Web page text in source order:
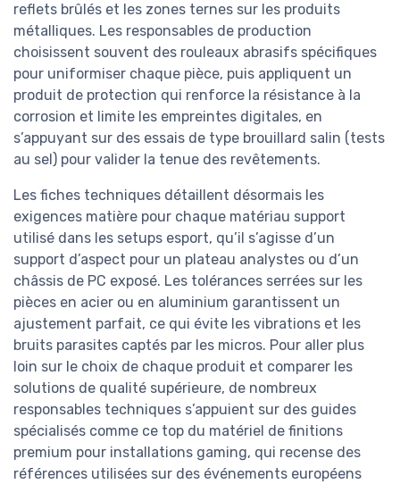
reflets brûlés et les zones ternes sur les produits
métalliques. Les responsables de production
choisissent souvent des rouleaux abrasifs spécifiques
pour uniformiser chaque pièce, puis appliquent un
produit de protection qui renforce la résistance à la
corrosion et limite les empreintes digitales, en
s’appuyant sur des essais de type brouillard salin (tests
au sel) pour valider la tenue des revêtements.
Les fiches techniques détaillent désormais les
exigences matière pour chaque matériau support
utilisé dans les setups esport, qu’il s’agisse d’un
support d’aspect pour un plateau analystes ou d’un
châssis de PC exposé. Les tolérances serrées sur les
pièces en acier ou en aluminium garantissent un
ajustement parfait, ce qui évite les vibrations et les
bruits parasites captés par les micros. Pour aller plus
loin sur le choix de chaque produit et comparer les
solutions de qualité supérieure, de nombreux
responsables techniques s’appuient sur des guides
spécialisés comme ce top du matériel de finitions
premium pour installations gaming, qui recense des
références utilisées sur des événements européens